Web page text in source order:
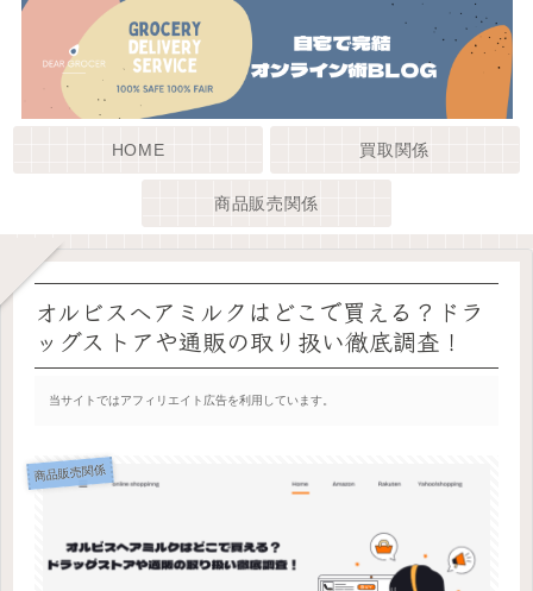
HOME 買取関係
商品販売関係
オルビスヘアミルクはどこで買える？ドラ
ッグストアや通販の取り扱い徹底調査！
当サイトではアフィリエイト広告を利用しています。
商品販売関係